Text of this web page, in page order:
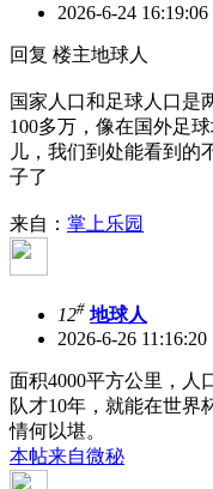
2026-6-24 16:19:06
回复 楼主地球人
国家人口和足球人口是
100多万，像在国外足
儿，我们到处能看到的
子了
来自： 掌上乐园
12# 地球人
2026-6-26 11:16:20
面积4000平方公里，人
队才10年，就能在世界
情何以堪。
本帖来自微秘